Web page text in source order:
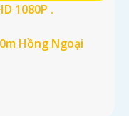
1080P .
Hồng Ngoại